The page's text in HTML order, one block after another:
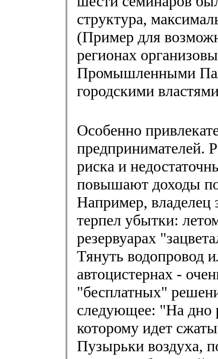
структура,
(Пример для
регионах
Промышленными
городскими
Особенно
предпринимателей.
риска и
повышают доходы
Например, владелец
терпел убытки:
резервуарах
Тянуть водопровод
автоцистернах -
"бесплатных"
следующее: "На дно
которому идет
Пузырьки воздуха,